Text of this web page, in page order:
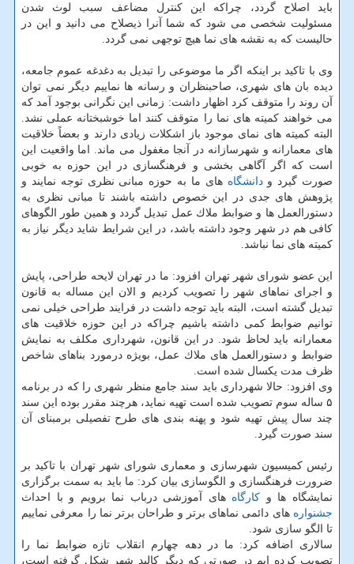
باید اصلاح گردد، چراكه این كنترل مضاعف سبب لوث شدن
مسئولیت شخصی می شود كه شما آنرا ذیصلاح می دانید و این در
حالیست كه به نقشه های نما هیچ توجهی نمی گردد.
وی با تاكید بر اینكه اگر ما موضوعی را تبدیل به دغدغه عموم جامعه،
دیده بان های شهری، صاحبنظران و رسانه ها نماییم دیگر نمی توان
آن روند را متوقف كرد اظهار داشت: زمانی این نگرانی بوجود آمد كه
می خواهند كمیته های نما را متوقف كنند اما خوشبختانه عملی نشد.
البته كمیته های نمای موجود باز اشكلات زیادی دارند و بعضاً خلاقیت
های معمارانه و شهرسازانه در آنجا مغفول می ماند. اما واقعیت این
است كه اگر آگاهی بخشی و فرهنگسازی در این حوزه به خوبی
صورت گیرد ودانشگاه های ما به حوزه مبانی نظری توجه نمایند و
پژوهش های جدی در این خصوص داشته باشند تا مبانی نظری به
دستورالعمل ها و ضوابط ملاك عمل تبدیل گردد و همین طور الگوهای
كافی هم در شهر وجود داشته باشد، در این شرایط شاید دیگر نیاز به
كمیته های نما نباشد.
این عضو شورای شهر تهران افزود: ما در تهران لایحه طراحی، پایش
و اجرای نماهای شهر را تصویب كردیم و الان این مساله به قانون
تبدیل گشته است، البته باید توجه داشت در فرایند طراحی خیلی نمی
توانیم ضوابط كمی داشته باشیم چراكه در این حوزه خلاقیت های
معمارانه باید لحاظ شود. در این قانون، شهرداری مكلف به نمایش
ضوابط و دستورالعمل های ملاك عمل، بویژه درمورد بناهای شاخص
ظرف مدت یكسال شده است.
وی افزود: حالا شهرداری باید سند جامع منظر شهری را كه در برنامه
۵ ساله سوم تصویب شده است تهیه نماید، هرچند مقرر بوده این سند
چند سال پیش تهیه شود و پهنه بندی های طرح تفصیلی برمبنای آن
سند صورت گیرد.
رئیس كمیسیون شهرسازی و معماری شورای شهر تهران با تاكید بر
ضرورت فرهنگسازی و الگوسازی بیان كرد: ما باید به سمت برگزاری
نمایشگاه ها و كارگاه های آموزشی درباب نما برویم و با احداث
جشنواره های دائمی نماهای برتر و طراحان برتر نما را معرفی نماییم
تا الگو سازی شود.
سالاری اضافه كرد: ما در دهه چهارم انقلاب تازه ضوابط نما را
تصویب كرده ایم در صورتی كه دیگر كالبد شهر شكل گرفته است،